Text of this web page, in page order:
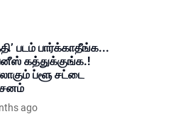
படம் பார்க்காதீங்க...
கத்துக்குங்க.!
ப்ளூ சட்டை
ago